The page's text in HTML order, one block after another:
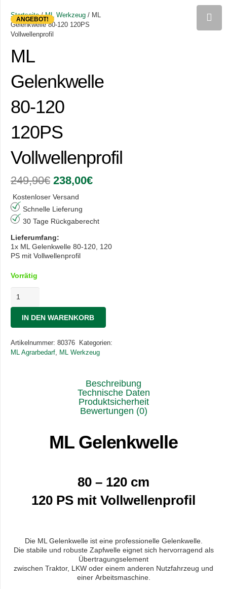
ANGEBOT!
Startseite/ML Werkzeug / ML
Gelenkwelle 80-120 120PS
Vollwellenprofil
ML
Gelenkwelle
80-120
120PS
Vollwellenprofil
249,90€ Ursprünglicher
Preis
war:
249,90€
238,00€Aktueller
Kostenloser Versand
Schnelle Lieferung
30 Tage Rückgaberecht
Lieferumfang:
1x ML Gelenkwelle 80-120, 120
PS mit Vollwellenprofil
Vorrätig
Gelenkwelle
80-
120PS
Menge
IN DEN WARENKORB
Artikelnummer: 80376
Kategorien:
ML Agrarbedarf, ML Werkzeug
Beschreibung
Technische Daten
Produktsicherheit
Bewertungen (0)
ML Gelenkwelle
80 – 120 cm
120 PS mit Vollwellenprofil
Die ML Gelenkwelle ist eine professionelle Gelenkwelle.
Die stabile und robuste Zapfwelle eignet sich hervorragend als
Übertragungselement
zwischen Traktor, LKW oder einem anderen Nutzfahrzeug und
einer Arbeitsmaschine.